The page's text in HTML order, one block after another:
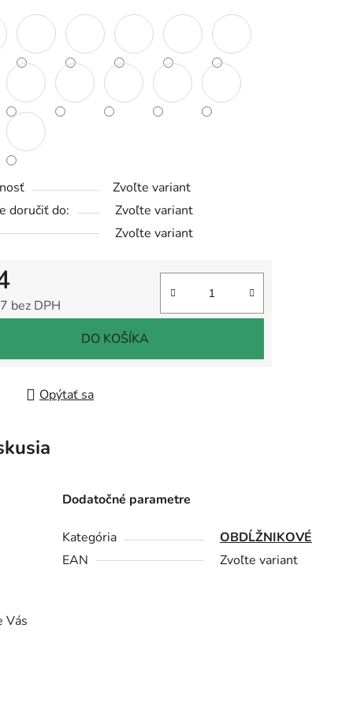
Zvoľte variant
doručiť do:
Zvoľte variant
Zvoľte variant
bez DPH
DO KOŠÍKA
Opýtať sa
Vás
Dodatočné parametre
Kategória
OBDĹŽNIKOVÉ
EAN
Zvoľte variant